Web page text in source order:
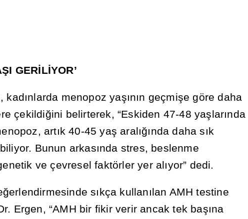
ŞI GERİLİYOR’
kadınlarda menopoz yaşının geçmişe göre daha
çekildiğini belirterek, “Eskiden 47-48 yaşlarında
artık 40-45 yaş aralığında daha sık
Bunun arkasında stres, beslenme
ve çevresel faktörler yer alıyor” dedi.
ğerlendirmesinde sıkça kullanılan AMH testine
Ergen, “AMH bir fikir verir ancak tek başına